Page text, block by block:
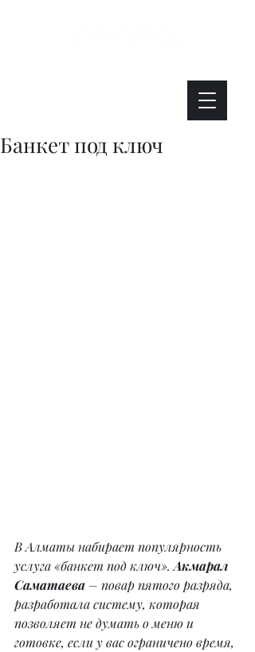
Банкет под ключ
В Алматы набирает популярность
услуга «банкет под ключ». Акмарал
Саматаева – повар пятого разряда,
разработала систему, которая
позволяет не думать о меню и
готовке, если у вас ограничено время,